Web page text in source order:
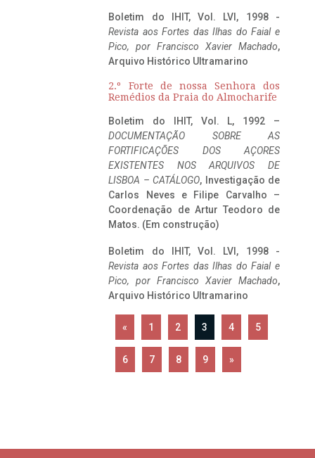
Boletim do IHIT, Vol. LVI, 1998 -
Revista aos Fortes das Ilhas do Faial e
Pico, por Francisco Xavier Machado,
Arquivo Histórico Ultramarino
2.º Forte de nossa Senhora dos
Remédios da Praia do Almocharife
Boletim do IHIT, Vol. L, 1992 –
DOCUMENTAÇÃO SOBRE AS
FORTIFICAÇÕES DOS AÇORES
EXISTENTES NOS ARQUIVOS DE
LISBOA – CATÁLOGO, Investigação de
Carlos Neves e Filipe Carvalho –
Coordenação de Artur Teodoro de
Matos. (Em construção)
Boletim do IHIT, Vol. LVI, 1998 -
Revista aos Fortes das Ilhas do Faial e
Pico, por Francisco Xavier Machado,
Arquivo Histórico Ultramarino
« 1 2 3 4 5
6 7 8 9 »